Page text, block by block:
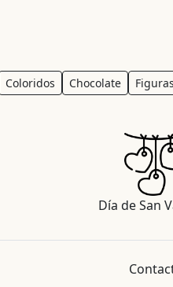
Coloridos Chocolate Figuras
Día de San